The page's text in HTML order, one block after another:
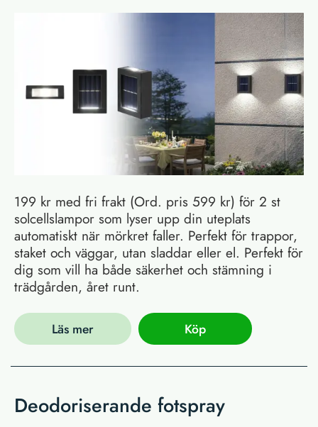
199 kr med fri frakt (Ord. pris 599 kr) för 2 st
solcellslampor som lyser upp din uteplats
automatiskt när mörkret faller. Perfekt för trappor,
staket och väggar, utan sladdar eller el. Perfekt för
dig som vill ha både säkerhet och stämning i
trädgården, året runt.
Läs mer Köp
Deodoriserande fotspray